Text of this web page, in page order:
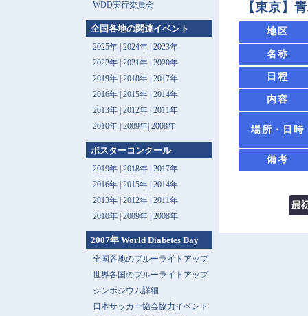
【東京】
地区
名称
日程
内容
場所・日時
備考
WDD実行委員会
全国各地の関連イベント
2025年| 2024年| 2023年
2022年| 2021年| 2020年
2019年| 2018年| 2017年
2016年| 2015年| 2014年
2013年 | 2012年| 2011年
2010年| 2009年| 2008年
ポスターコンクール
2019年 | 2018年 | 2017年
2016年 | 2015年 | 2014年
2013年 | 2012年 | 2011年
2010年 | 2009年 | 2008年
2007年 World Diabetes Day
全国各地のブルーライトアップ
世界各国のブルーライトアップ
シンポジウム詳細
日本サッカー協会協力イベント